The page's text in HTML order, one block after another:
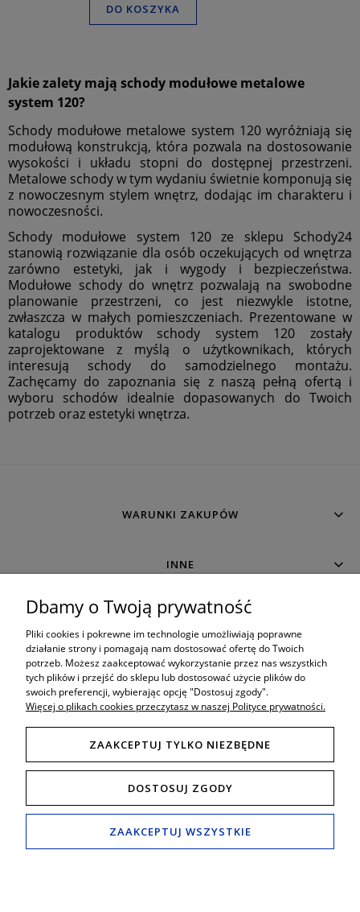
DO KOSZYKA
Jakie zalety mają schody modułowe metalowe
system 120?
Schody modułowe metalowe system 120 wyróżniają się
modułową konstrukcją, która pozwala na dostosowanie
wysokości i układu stopni do dostępnej przestrzeni.
Metalowe schody w tym wydaniu świetnie komponują się
z nowoczesnym stylem wnętrz, dodając im charakteru i
nowoczesności.
Schody modułowe system 120 ze sklepu Schody24
stanowią rozwiązanie dla osób oczekujących od wnętrza
zarówno estetyki, jak i wygody i bezpieczeństwa.
Modułowe schody do wnętrz pozwalają na swobodne
planowanie przestrzeni, co jest niezwykle istotne,
zwłaszcza w małych pomieszczeniach. Prezentowane w
katalogu produktów schody system 120 zostały
zaprojektowane z myślą o użytkownikach, których
interesują schody do samodzielnego montażu.
Zachęcamy do zapoznania się z naszą pełną ofertą i
wyboru schodów idealnie dopasowanych do Twoich
potrzeb oraz estetyki wnętrza.
WARUNKI ZAKUPÓW
INNE
MOJE KONTO
O SKLEPIE
8:00 - 19:00
Tel. mobil: 506 034 222,789 470 766
Tel. Fax: (+48) 65 517 82 29
e-mail:schody24.biuro@wp.pl
Salon i wystawa
Dbamy o Twoją prywatność
Pliki cookies i pokrewne im technologie umożliwiają poprawne
działanie strony i pomagają nam dostosować ofertę do Twoich
potrzeb. Możesz zaakceptować wykorzystanie przez nas wszystkich
tych plików i przejść do sklepu lub dostosować użycie plików do
swoich preferencji, wybierając opcję "Dostosuj zgody".
Więcej o plikach cookies przeczytasz w naszej Polityce prywatności.
ZAAKCEPTUJ TYLKO NIEZBĘDNE
DOSTOSUJ ZGODY
ZAAKCEPTUJ WSZYSTKIE